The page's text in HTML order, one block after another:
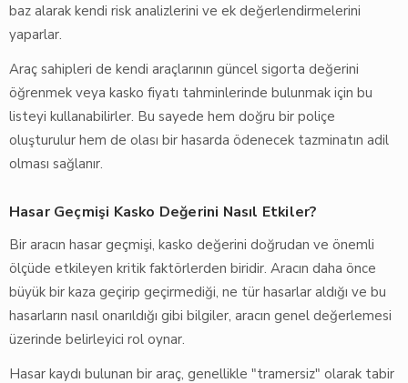
baz alarak kendi risk analizlerini ve ek değerlendirmelerini
yaparlar.
Araç sahipleri de kendi araçlarının güncel sigorta değerini
öğrenmek veya kasko fiyatı tahminlerinde bulunmak için bu
listeyi kullanabilirler. Bu sayede hem doğru bir poliçe
oluşturulur hem de olası bir hasarda ödenecek tazminatın adil
olması sağlanır.
Hasar Geçmişi Kasko Değerini Nasıl Etkiler?
Bir aracın hasar geçmişi, kasko değerini doğrudan ve önemli
ölçüde etkileyen kritik faktörlerden biridir. Aracın daha önce
büyük bir kaza geçirip geçirmediği, ne tür hasarlar aldığı ve bu
hasarların nasıl onarıldığı gibi bilgiler, aracın genel değerlemesi
üzerinde belirleyici rol oynar.
Hasar kaydı bulunan bir araç, genellikle "tramersiz" olarak tabir